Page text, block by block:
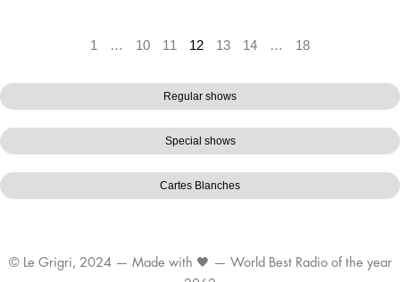
Regular shows
Special shows
Cartes Blanches
1 … 10 11 12 13 14 … 18
© Le Grigri, 2024 — Made with 🖤 — World Best Radio of the year